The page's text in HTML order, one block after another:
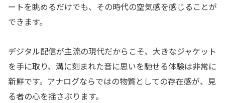
ートを眺めるだけでも、その時代の空気感を感じることが
できます。
デジタル配信が主流の現代だからこそ、大きなジャケット
を手に取り、溝に刻まれた音に思いを馳せる体験は非常に
新鮮です。アナログならではの物質としての存在感が、見
る者の心を揺さぶります。